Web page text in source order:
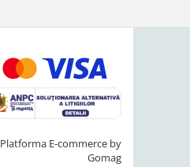
Platforma E-commerce by
Gomag